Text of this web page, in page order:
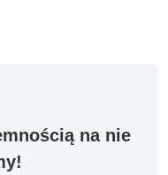
na nie